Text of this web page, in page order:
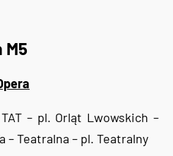
M5
– pl. Orląt Lwowskich –
– Teatralna – pl. Teatralny